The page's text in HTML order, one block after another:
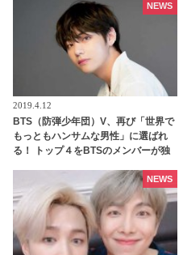
2019.4.12
BTS（防弾少年団）V、再び「世界で
もっともハンサムな男性」に選ばれ
る！ トップ４をBTSのメンバーが独
NEWS
NEWS